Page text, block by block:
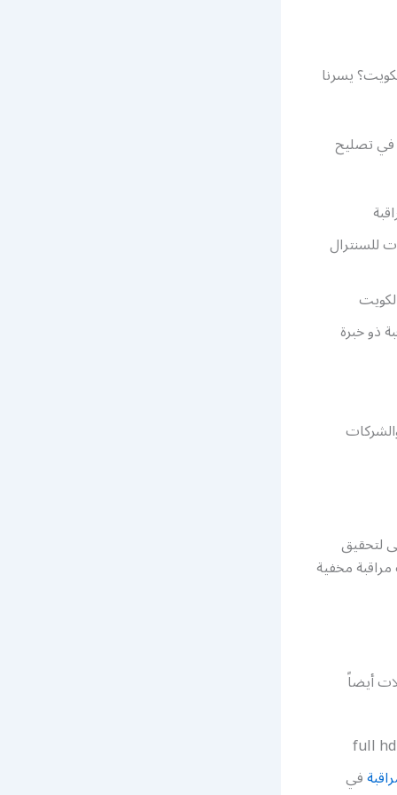
يسرنا
في تصليح
للسنترال
ذو خبرة
لتحقيق
مخفية
أيضاً
في